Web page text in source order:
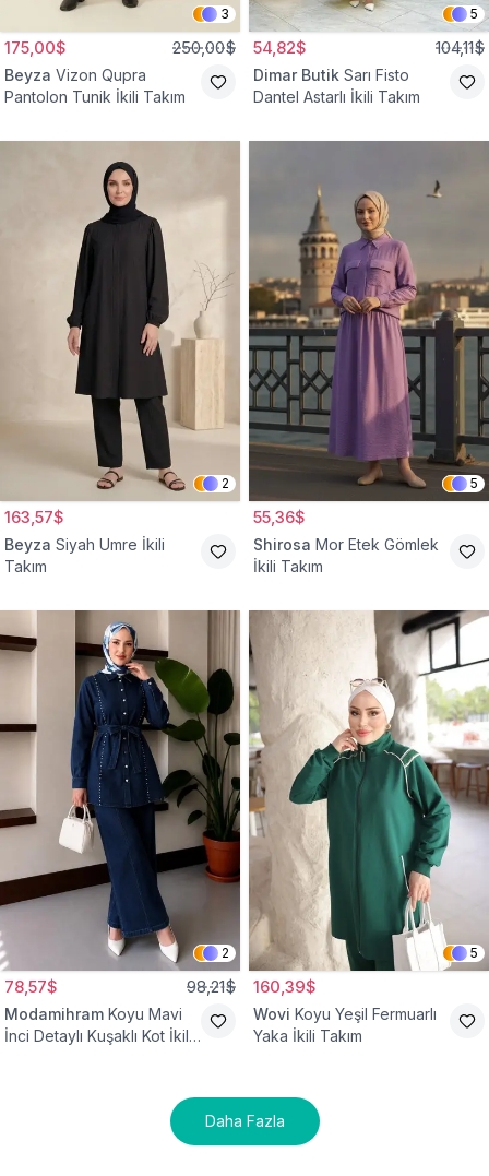
3
175,00$ 250,00$
Beyza Vizon Qupra
Pantolon Tunik İkili Takım
5
54,82$ 104,11$
Dimar Butik Sarı Fisto
Dantel Astarlı İkili Takım
2
163,57$
Beyza Siyah Umre İkili
Takım
5
55,36$
Shirosa Mor Etek Gömlek
İkili Takım
2
78,57$ 98,21$
Modamihram Koyu Mavi
İnci Detaylı Kuşaklı Kot İkili
5
160,39$
Wovi Koyu Yeşil Fermuarlı
Yaka İkili Takım
Daha Fazla